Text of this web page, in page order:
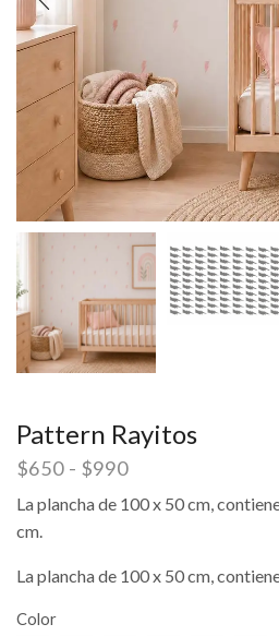
Pattern Rayitos
$650 - $990
La plancha de 100 x 50 cm,
cm.
La plancha de 100 x 50 cm,
Color